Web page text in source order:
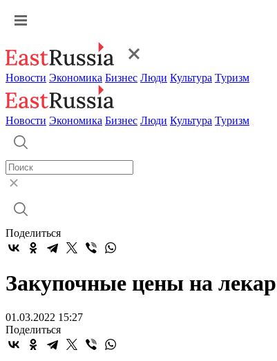
Новости Экономика Бизнес Люди Культура Туризм
Новости Экономика Бизнес Люди Культура Туризм
Поделиться
Закупочные цены на
01.03.2022 15:27
Поделиться